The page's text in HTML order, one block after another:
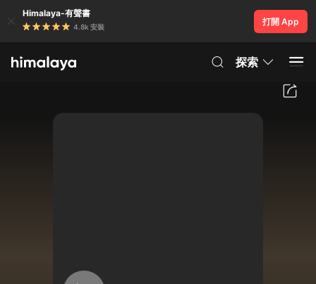
Himalaya-有聲書
4.8k 安裝
打開 App
探索